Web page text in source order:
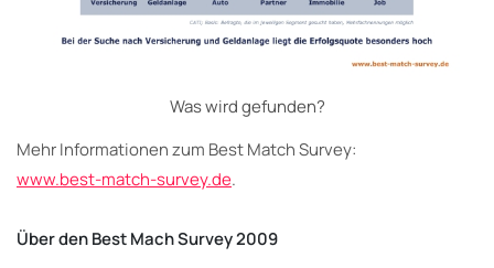
Was wird gefunden?
Mehr Informationen zum Best Match Survey:
www.best-match-survey.de.
Über den Best Mach Survey 2009